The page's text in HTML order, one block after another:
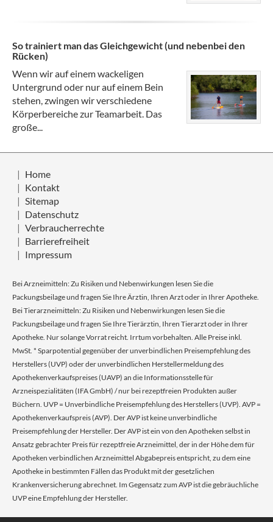
So trainiert man das Gleichgewicht (und nebenbei den
Rücken)
Wenn wir auf einem wackeligen
Untergrund oder nur auf einem Bein
stehen, zwingen wir verschiedene
Körperbereiche zur Teamarbeit. Das
große...
Home
Kontakt
Sitemap
Datenschutz
Verbraucherrechte
Barrierefreiheit
Impressum
Bei Arzneimitteln: Zu Risiken und Nebenwirkungen lesen Sie die
Packungsbeilage und fragen Sie Ihre Ärztin, Ihren Arzt oder in Ihrer Apotheke.
Bei Tierarzneimitteln: Zu Risiken und Nebenwirkungen lesen Sie die
Packungsbeilage und fragen Sie Ihre Tierärztin, Ihren Tierarzt oder in Ihrer
Apotheke. Nur solange Vorrat reicht. Irrtum vorbehalten. Alle Preise inkl.
MwSt. * Sparpotential gegenüber der unverbindlichen Preisempfehlung des
Herstellers (UVP) oder der unverbindlichen Herstellermeldung des
Apothekenverkaufspreises (UAVP) an die Informationsstelle für
Arzneispezialitäten (IFA GmbH) / nur bei rezeptfreien Produkten außer
Büchern. UVP = Unverbindliche Preisempfehlung des Herstellers (UVP). AVP =
Apothekenverkaufspreis (AVP). Der AVP ist keine unverbindliche
Preisempfehlung der Hersteller. Der AVP ist ein von den Apotheken selbst in
Ansatz gebrachter Preis für rezeptfreie Arzneimittel, der in der Höhe dem für
Apotheken verbindlichen Arzneimittel Abgabepreis entspricht, zu dem eine
Apotheke in bestimmten Fällen das Produkt mit der gesetzlichen
Krankenversicherung abrechnet. Im Gegensatz zum AVP ist die gebräuchliche
UVP eine Empfehlung der Hersteller.